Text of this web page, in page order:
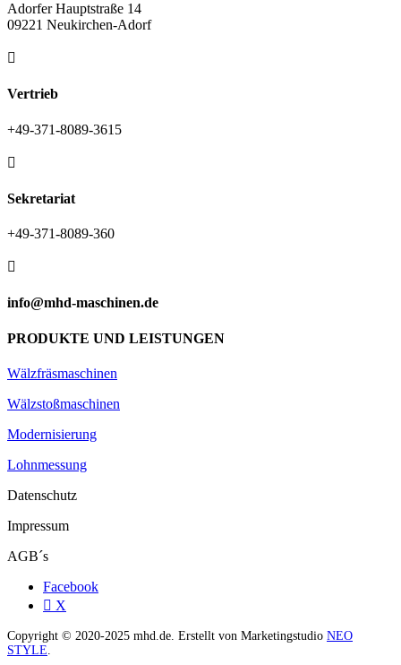
Adorfer Hauptstraße 14
09221 Neukirchen-Adorf

Vertrieb
+49-371-8089-3615

Sekretariat
+49-371-8089-360

info@mhd-maschinen.de
PRODUKTE UND LEISTUNGEN
Wälzfräsmaschinen
Wälzstoßmaschinen
Modernisierung
Lohnmessung
Datenschutz
Impressum
AGB´s
Facebook
X
Copyright © 2020-2025 mhd.de. Erstellt von Marketingstudio NEO
STYLE